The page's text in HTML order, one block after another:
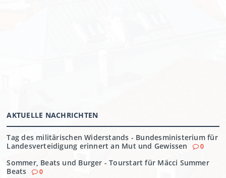
AKTUELLE NACHRICHTEN
Tag des militärischen Widerstands - Bundesministerium für
Landesverteidigung erinnert an Mut und Gewissen
0
Sommer, Beats und Burger - Tourstart für Mäcci Summer
Beats
0